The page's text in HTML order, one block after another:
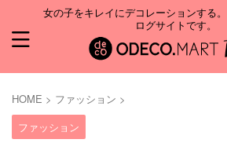
女の子をキレイにデコレーションする
ログサイトです。
HOME > ファッション >
ファッション